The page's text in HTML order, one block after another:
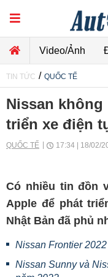
Video/Ảnh
TIN TỨC / QUỐC TẾ
Nissan
triển xe điện
QUỐC TẾ 17:34 | 18/02/
Có nhiều tin đồn
Apple để phát
Nhật Bản đã phủ
Nissan Frontier
Nissan Sunny và